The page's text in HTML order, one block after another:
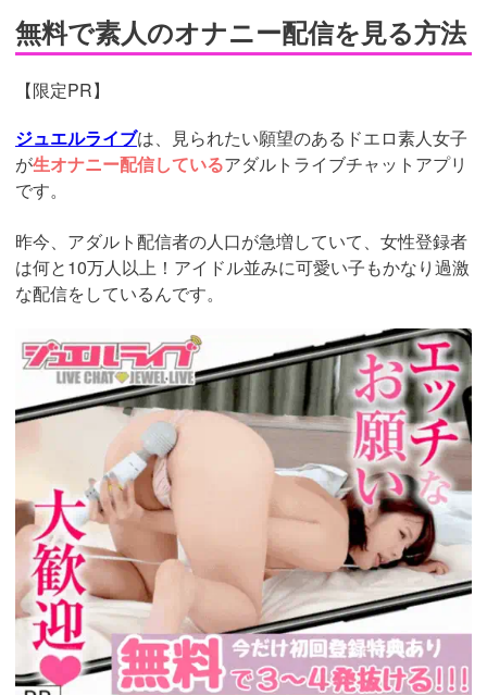
無料で素人のオナニー配信を見る方法
【限定PR】
ジュエルライブは、見られたい願望のあるドエロ素人女子
が生オナニー配信しているアダルトライブチャットアプリ
です。
昨今、アダルト配信者の人口が急増していて、女性登録者
は何と10万人以上！アイドル並みに可愛い子もかなり過激
な配信をしているんです。
https://www.j-
live.tv/LiveChat/acs.php?
si=jwchatt&pid=MLA5661_0003&pa=lp33.php